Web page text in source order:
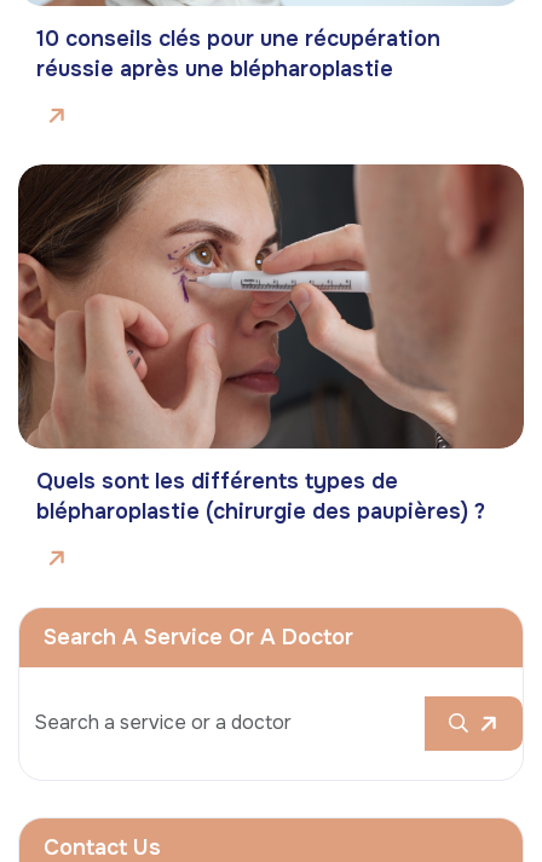
10 conseils clés pour une récupération
réussie après une blépharoplastie
Quels sont les différents types de
blépharoplastie (chirurgie des paupières) ?
Search A Service Or A Doctor
Contact Us